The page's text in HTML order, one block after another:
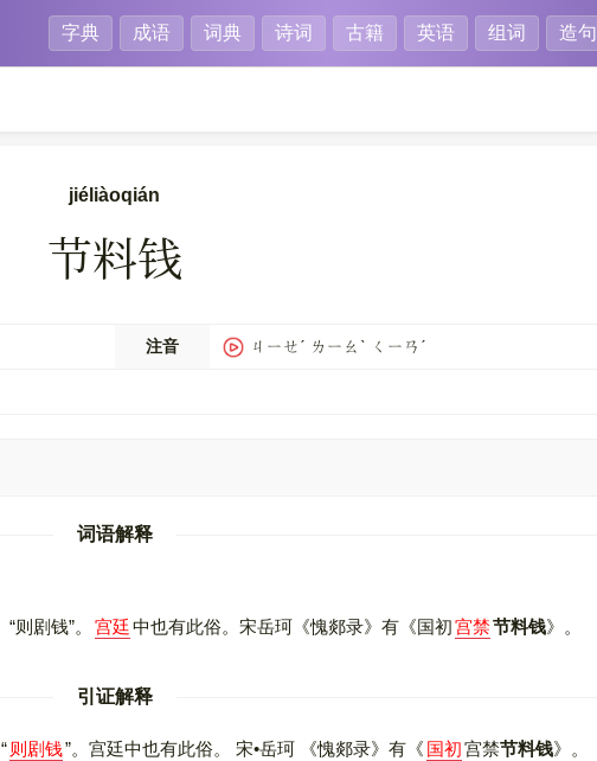
字典 成语 词典 诗词 古籍 英语 组词 造句
jiéliàoqián
节料钱
注音 ㄐㄧㄝˊ ㄌㄧㄠˋ ㄑㄧㄢˊ
词语解释
“则剧钱”。 宫廷中也有此俗。宋岳珂 《愧郯录》 有 《国初宫禁节料钱》 。
引证解释
则剧钱”。宫廷中也有此俗。 宋•岳珂 《愧郯录》 有 《 国初宫禁节料钱》 。